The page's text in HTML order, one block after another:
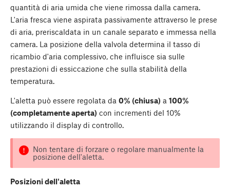
quantità di aria umida che viene rimossa dalla camera.
L'aria fresca viene aspirata passivamente attraverso le prese
di aria, preriscaldata in un canale separato e immessa nella
camera. La posizione della valvola determina il tasso di
ricambio d'aria complessivo, che influisce sia sulle
prestazioni di essiccazione che sulla stabilità della
temperatura.
L'aletta può essere regolata da 0% (chiusa) a 100%
(completamente aperta) con incrementi del 10%
utilizzando il display di controllo.
Non tentare di forzare o regolare manualmente la
posizione dell'aletta.
Posizioni dell'aletta